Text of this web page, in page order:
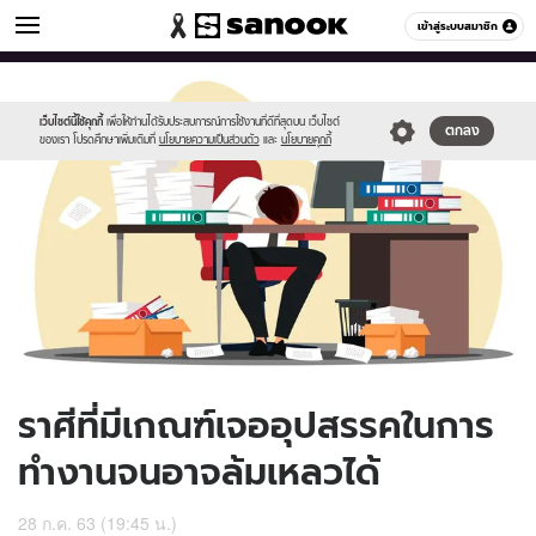
เข้าสู่ระบบสมาชิก
ดูดวง หมวดอื่นๆ
เว็บไซต์นี้ใช้คุกกี้ เพื่อให้ท่านได้รับประสบการณ์การใช้งานที่ดีที่สุดบน เว็บไซต์
ของเรา โปรดศึกษาเพิ่มเติมที่ นโยบายความเป็นส่วนตัว และ นโยบายคุกกี้
ตกลง
//s.isanook.com/sr/0/images/logo-
sanook.png
//s.isanook.com/ho/0/ud/37/187551/839573.jpg
ราศีที่มีเกณฑ์เจออุปสรรคในการ
ทำงานจนอาจล้มเหลวได้
28 ก.ค. 63 (19:45 น.)